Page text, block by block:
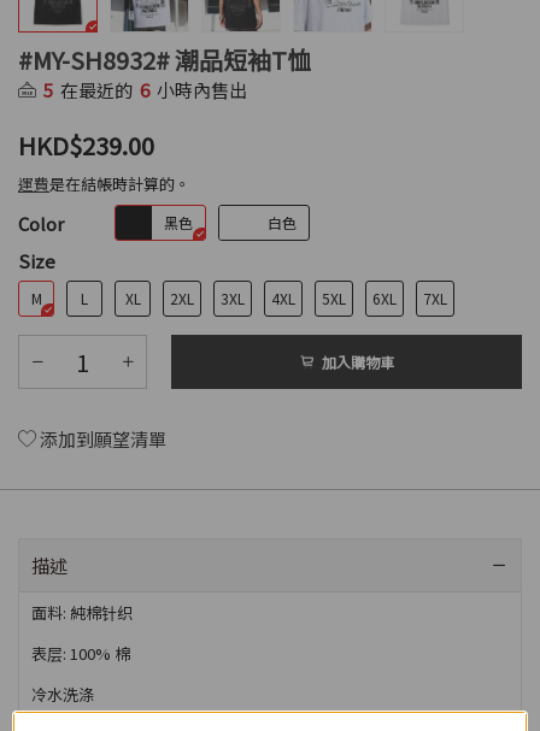
#MY-SH8932# 潮品短袖T恤
5 在最近的 6 小時內售出
HKD$239.00
運費是在結帳時計算的。
Color 黑色 白色
Size
M L XL 2XL 3XL 4XL 5XL 6XL 7XL
加入購物車
添加到願望清單
描述
面料: 純棉针织
表层: 100% 棉
冷水洗涤